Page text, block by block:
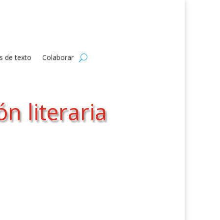
de texto Colaborar
literaria